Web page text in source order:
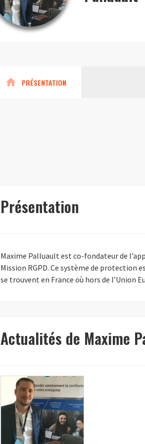
home PRÉSENTATION
Présentation
Maxime Palluault est co-fondateur de
Mission RGPD. Ce système de protection
se trouvent en France où hors de l’Union
Actualités de Maxime